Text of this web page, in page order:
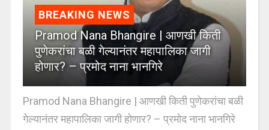
BREAKING NEWS
Pramod Nana Bhangire | आणखी किती
पुणेकरांचा बळी गेल्यानंतर महापालिका जागी
होणार? – प्रमोद नाना भानगिरे
Pramod Nana Bhangire | आणखी किती पुणेकरांचा बळी
गेल्यानंतर महापालिका जागी होणार? – प्रमोद नाना भानगिरे